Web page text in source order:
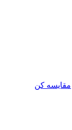
مقایسه کن